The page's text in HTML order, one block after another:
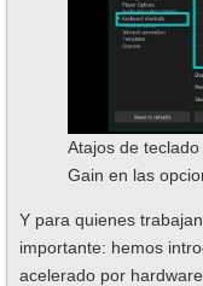
Atajos de
Gain en las
Y para quienes
importante: hemos
acelerado por